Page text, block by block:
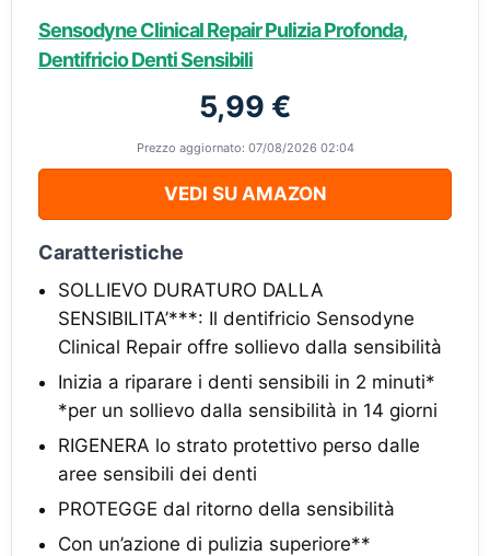
Sensodyne Clinical Repair Pulizia Profonda,
Dentifricio Denti Sensibili
5,99 €
Prezzo aggiornato: 07/08/2026 02:04
VEDI SU AMAZON
Caratteristiche
SOLLIEVO DURATURO DALLA
SENSIBILITA’***: Il dentifricio Sensodyne
Clinical Repair offre sollievo dalla sensibilità
Inizia a riparare i denti sensibili in 2 minuti*
*per un sollievo dalla sensibilità in 14 giorni
RIGENERA lo strato protettivo perso dalle
aree sensibili dei denti
PROTEGGE dal ritorno della sensibilità
Con un’azione di pulizia superiore**